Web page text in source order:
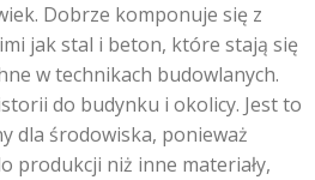
Dobrze komponuje się z
jak stal i beton, które stają się
w technikach budowlanych.
do budynku i okolicy. Jest to
dla środowiska, ponieważ
produkcji niż inne materiały,